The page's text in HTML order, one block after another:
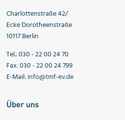
Charlottenstraße 42/
Ecke Dorotheenstraße
10117 Berlin
Tel.: 030 - 22 00 24 70
Fax: 030 - 22 00 24 799
E-Mail:info@tmf-ev.de
Über uns